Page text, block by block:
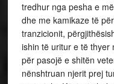
tredhur nga pesha e
dhe me kamikaze të
tranzicionit,
ishin të uritur e të thyer
për pasojë e shitën
nënshtruan njerit prej